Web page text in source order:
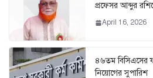
প্রফেসর আব্দুর
April 16, 2026
৪৬তম
নিয়োগের সুপারিশ